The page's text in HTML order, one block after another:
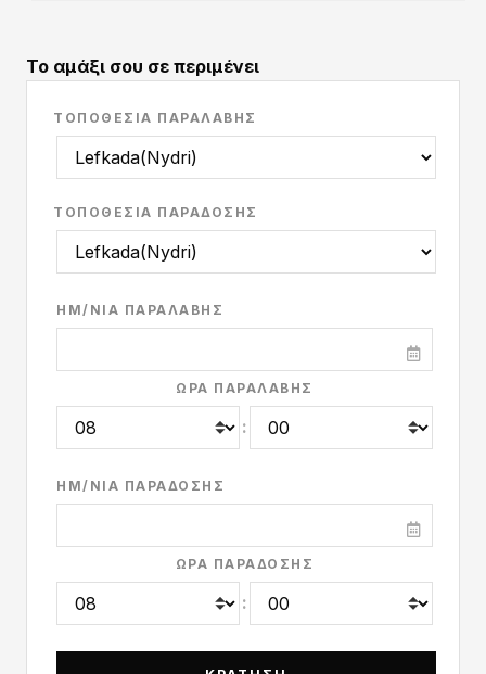
Το αμάξι σου σε περιμένει
ΤΟΠΟΘΕΣΊΑ ΠΑΡΑΛΑΒΉΣ
ΤΟΠΟΘΕΣΊΑ ΠΑΡΆΔΟΣΗΣ
ΗΜ/ΝΊΑ ΠΑΡΑΛΑΒΉΣ
ΏΡΑ ΠΑΡΑΛΑΒΉΣ
:
ΗΜ/ΝΊΑ ΠΑΡΆΔΟΣΗΣ
ΏΡΑ ΠΑΡΆΔΟΣΗΣ
: